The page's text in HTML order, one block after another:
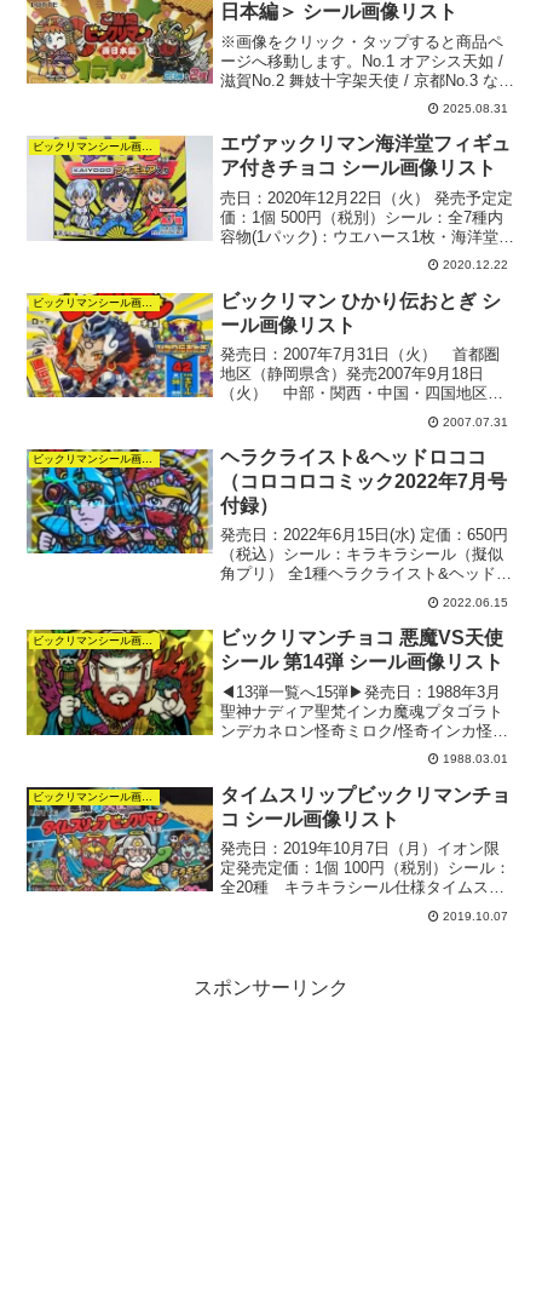
日本編＞ シール画像リスト
※画像をクリック・タップすると商品ペ
ージへ移動します。No.1 オアシス天如 /
滋賀No.2 舞妓十字架天使 / 京都No.3 なに
わゼウス / 大阪No.4 シャーマンカーン /
兵庫No.5 愛然かぐや / 奈良No.6 魔僧弁慶
/...
2025.08.31
エヴァックリマン海洋堂フィギュ
ア付きチョコ シール画像リスト
売日：2020年12月22日（火） 発売予定定
価：1個 500円（税別）シール：全7種内
容物(1パック)：ウエハース1枚・海洋堂特
製フィギュア・ビックリマンシール1枚■
サイズ：約3.5㎝■材質：本体PVC、台座
ABS■原型制作：エヴァクライ...
2020.12.22
ビックリマン ひかり伝おとぎ シ
ール画像リスト
発売日：2007年7月31日（火） 首都圏
地区（静岡県含）発売2007年9月18日
（火） 中部・関西・中国・四国地区拡
大2007年11月20日（火） 北海道・東
北・九州地区拡大価格：1個 80円（税
別）シール：全42種悪魔vs天使シール
ひ...
2007.07.31
ビックリマンシール画像リスト
ヘラクライスト&ヘッドロココ
（コロコロコミック2022年7月号
付録）
発売日：2022年6月15日(水) 定価：650円
（税込）シール：キラキラシール（擬似
角プリ） 全1種ヘラクライスト&ヘッドロ
ココ2022年8月号にはぷにるはかわいいス
ライムスペシャルシールがつくようで
す。▼＜月刊コロコロコミック2022年...
2022.06.15
ビックリマンチョコ 悪魔VS天使
シール 第14弾 シール画像リスト
◀︎13弾一覧へ15弾▶︎発売日：1988年3月
聖神ナディア聖梵インカ魔魂プタゴラト
ンデカネロン怪奇ミロク/怪奇インカ怪奇
インカ157-天：烈神照光157-守：燐寸班
157-悪：闇似暗背景：色有り158-天：聖
妃リーチ158-守：一休班15...
1988.03.01
タイムスリップビックリマンチョ
コ シール画像リスト
発売日：2019年10月7日（月）イオン限
定発売定価：1個 100円（税別）シール：
全20種 キラキラシール仕様タイムスリ
ップビックリマンシール画像リスト1：ヘ
ッドロココ2：ヤマト爆神3：愛然かぐや
2019.10.07
スポンサーリンク